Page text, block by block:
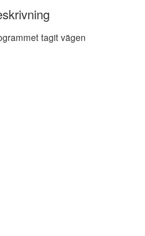
tagit vägen